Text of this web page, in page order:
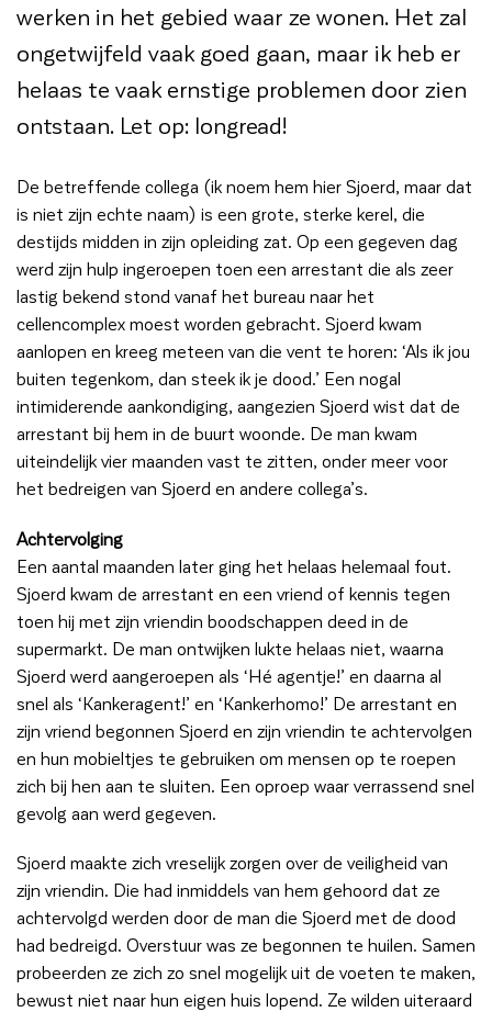
werken in het gebied waar ze wonen. Het zal
ongetwijfeld vaak goed gaan, maar ik heb er
helaas te vaak ernstige problemen door zien
ontstaan. Let op: longread!
De betreffende collega (ik noem hem hier Sjoerd, maar dat
is niet zijn echte naam) is een grote, sterke kerel, die
destijds midden in zijn opleiding zat. Op een gegeven dag
werd zijn hulp ingeroepen toen een arrestant die als zeer
lastig bekend stond vanaf het bureau naar het
cellencomplex moest worden gebracht. Sjoerd kwam
aanlopen en kreeg meteen van die vent te horen: ‘Als ik jou
buiten tegenkom, dan steek ik je dood.’ Een nogal
intimiderende aankondiging, aangezien Sjoerd wist dat de
arrestant bij hem in de buurt woonde. De man kwam
uiteindelijk vier maanden vast te zitten, onder meer voor
het bedreigen van Sjoerd en andere collega’s.
Achtervolging
Een aantal maanden later ging het helaas helemaal fout.
Sjoerd kwam de arrestant en een vriend of kennis tegen
toen hij met zijn vriendin boodschappen deed in de
supermarkt. De man ontwijken lukte helaas niet, waarna
Sjoerd werd aangeroepen als ‘Hé agentje!’ en daarna al
snel als ‘Kankeragent!’ en ‘Kankerhomo!’ De arrestant en
zijn vriend begonnen Sjoerd en zijn vriendin te achtervolgen
en hun mobieltjes te gebruiken om mensen op te roepen
zich bij hen aan te sluiten. Een oproep waar verrassend snel
gevolg aan werd gegeven.
Sjoerd maakte zich vreselijk zorgen over de veiligheid van
zijn vriendin. Die had inmiddels van hem gehoord dat ze
achtervolgd werden door de man die Sjoerd met de dood
had bedreigd. Overstuur was ze begonnen te huilen. Samen
probeerden ze zich zo snel mogelijk uit de voeten te maken,
bewust niet naar hun eigen huis lopend. Ze wilden uiteraard